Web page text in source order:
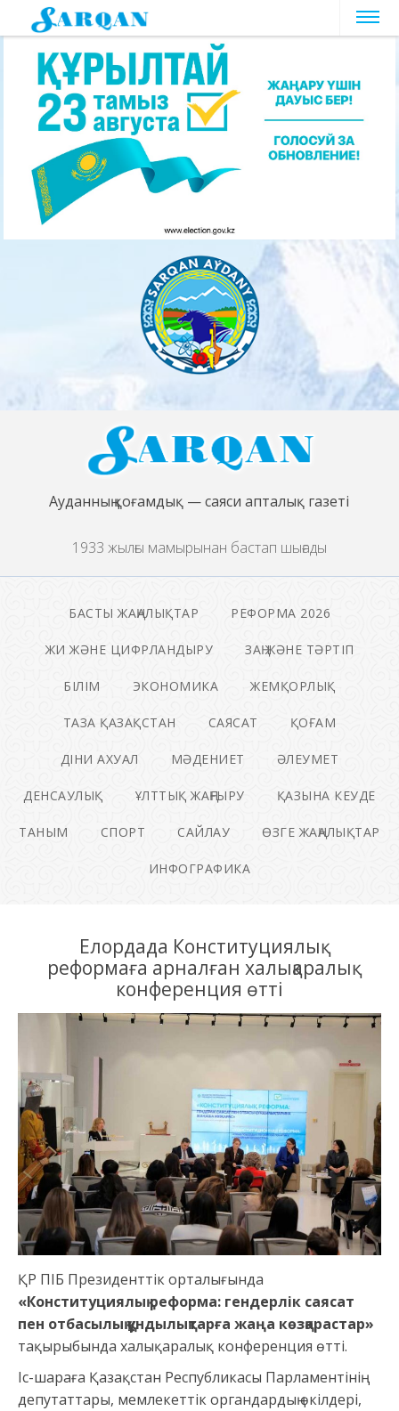
Ауданның қоғамдық — саяси апталық газеті
1933 жылғы мамырынан бастап шығады
БАСТЫ ЖАҢАЛЫҚТАР РЕФОРМА 2026
ЖИ ЖӘНЕ ЦИФРЛАНДЫРУ ЗАҢ ЖӘНЕ ТӘРТІП
БІЛІМ ЭКОНОМИКА ЖЕМҚОРЛЫҚ
ТАЗА ҚАЗАҚСТАН САЯСАТ ҚОҒАМ
ДІНИ АХУАЛ МӘДЕНИЕТ ӘЛЕУМЕТ
ДЕНСАУЛЫҚ ҰЛТТЫҚ ЖАҢҒЫРУ ҚАЗЫНА КЕУДЕ
ТАНЫМ СПОРТ САЙЛАУ ӨЗГЕ ЖАҢАЛЫҚТАР
ИНФОГРАФИКА
Елордада Конституциялық
реформаға арналған халықаралық
конференция өтті
ҚР ПІБ Президенттік орталығында
«Конституциялық реформа: гендерлік саясат
пен отбасылық құндылықтарға жаңа көзқарастар»
тақырыбында халықаралық конференция өтті.
Іс-шараға Қазақстан Республикасы Парламентінің
депутаттары, мемлекеттік органдардың өкілдері,